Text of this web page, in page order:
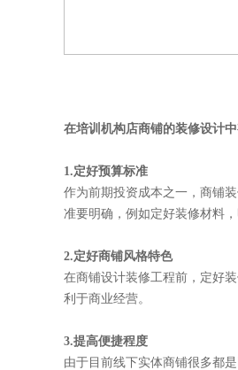
在培训机构店商铺的装修设计
1.定好预算标准
作为前期投资成本之一，商铺
准要明确，例如定好装修材料，
2.定好商铺风格特色
在商铺设计装修工程前，定好
利于商业经营。
3.提高便捷程度
由于目前线下实体商铺很多都